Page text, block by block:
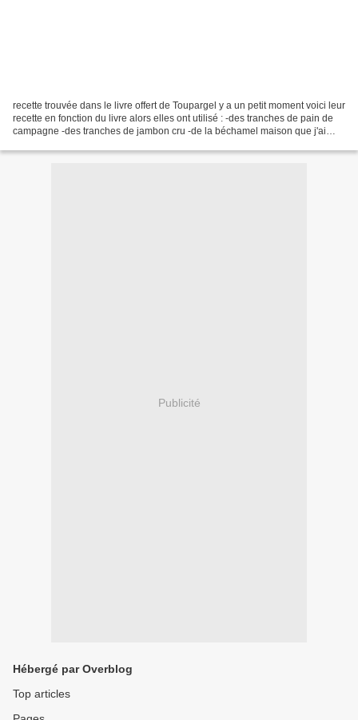
recette trouvée dans le livre offert de Toupargel y a un petit moment voici leur
recette en fonction du livre alors elles ont utilisé : -des tranches de pain de
campagne -des tranches de jambon cru -de la béchamel maison que j'ai
Publicité
Hébergé par Overblog
Top articles